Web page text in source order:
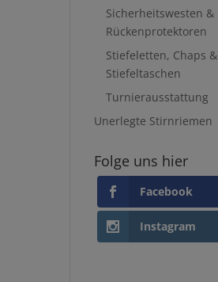
Sicherheitswesten &
Rückenprotektoren
Stiefeletten, Chaps &
Stiefeltaschen
Turnierausstattung
Unerlegte Stirnriemen
Folge uns hier
Facebook
Instagram